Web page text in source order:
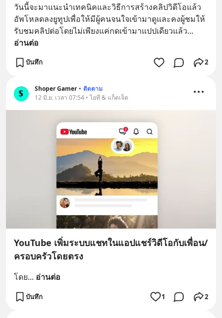
วันนี้จะมาแนะนำเทคนิคและวิธีการสร้างคลิปวิดีโอแล้ว
อัพโหลดลงยูทูปเพื่อให้มีผู้คนจนใจเข้ามาดูและคงผู้ชมให้
รับชมคลิปต่อโดยไม่เพียงแค่กดเข้ามาแปปเดียวแล้ว
อ่านต่อ
บันทึก 2
Shoper Gamer • ติดตาม
12 มิ.ย. เวลา 07:54 • ไอที & แก็ดเจ็ต
YouTube เพิ่มระบบแชทในแอปแชร์วิดีโอกับเพื่อน/
ครอบครัวโดยตรง
โดย... อ่านต่อ
บันทึก 1 2